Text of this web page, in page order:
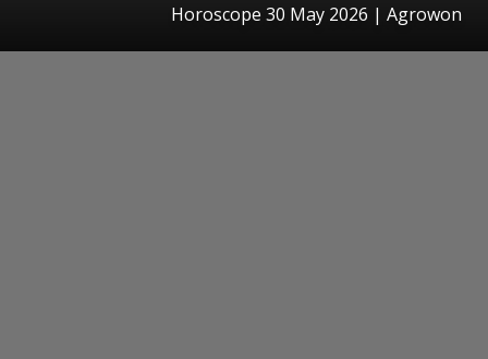
Horoscope 30 May 2026 | Agrowon